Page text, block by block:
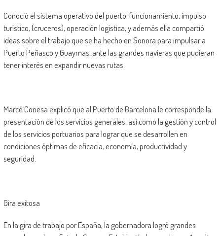
Conoció el sistema operativo del puerto: funcionamiento, impulso
turístico, (cruceros), operación logística, y además ella compartió
ideas sobre el trabajo que se ha hecho en Sonora para impulsar a
Puerto Peñasco y Guaymas, ante las grandes navieras que pudieran
tener interés en expandir nuevas rutas.
Marcé Conesa explicó que al Puerto de Barcelona le corresponde la
presentación de los servicios generales, así como la gestión y control
de los servicios portuarios para lograr que se desarrollen en
condiciones óptimas de eficacia, economía, productividad y
seguridad.
Gira exitosa
En la gira de trabajo por España, la gobernadora logró grandes